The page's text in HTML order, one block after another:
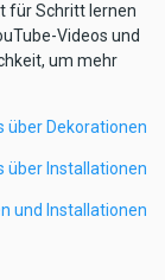
für Schritt lernen
Videos und
um mehr
über Dekorationen
über Installationen
und Installationen